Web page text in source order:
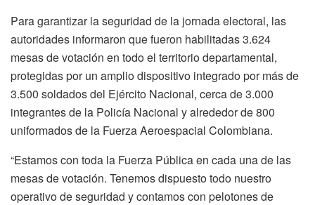
Para garantizar la seguridad de la jornada electoral, las
autoridades informaron que fueron habilitadas 3.624
mesas de votación en todo el territorio departamental,
protegidas por un amplio dispositivo integrado por más de
3.500 soldados del Ejército Nacional, cerca de 3.000
integrantes de la Policía Nacional y alrededor de 800
uniformados de la Fuerza Aeroespacial Colombiana.
“Estamos con toda la Fuerza Pública en cada una de las
mesas de votación. Tenemos dispuesto todo nuestro
operativo de seguridad y contamos con pelotones de